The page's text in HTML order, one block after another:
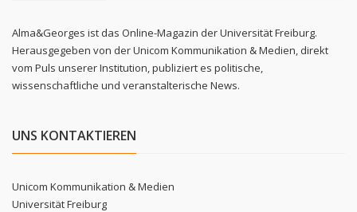
Alma&Georges ist das Online-Magazin der Universität Freiburg.
Herausgegeben von der Unicom Kommunikation & Medien, direkt
vom Puls unserer Institution, publiziert es politische,
wissenschaftliche und veranstalterische News.
UNS KONTAKTIEREN
Unicom Kommunikation & Medien
Universität Freiburg